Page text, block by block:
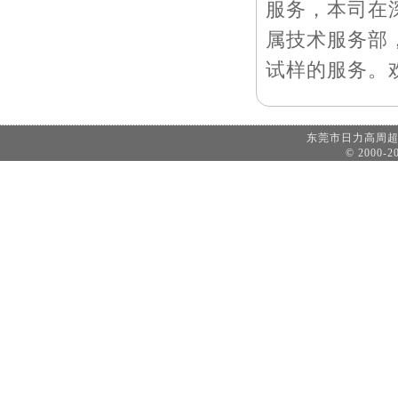
服务，本司在
属技术服务部
试样的服务。
东莞市日力高
© 2000-